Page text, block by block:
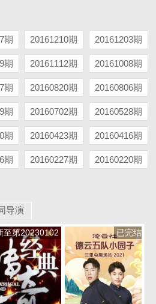
期 20161210期 20161203期
期 20161112期 20161008期
期 20160820期 20160806期
期 20160702期 20160528期
期 20160423期 20160416期
期 20160227期 20160220期
导演
至第20230102
已完结